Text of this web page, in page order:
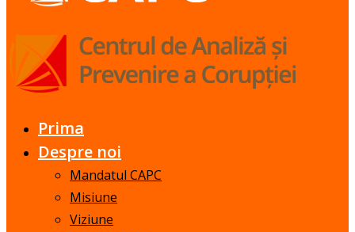
Prima
Despre noi
Mandatul CAPC
Misiune
Viziune